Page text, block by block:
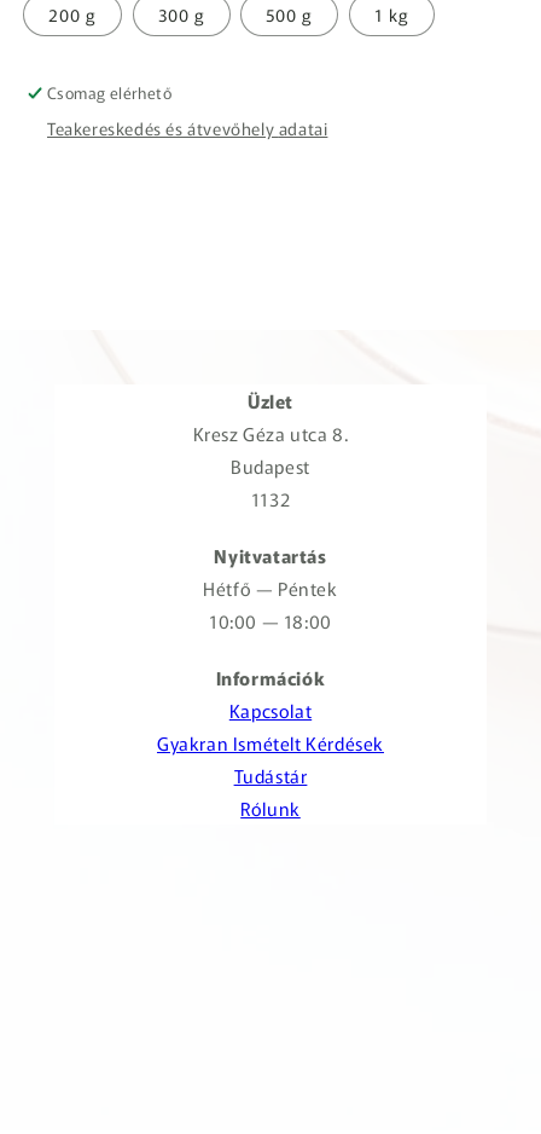
200 g 300 g 500 g 1 kg
Csomag elérhető
Teakereskedés és átvevőhely adatai
Üzlet
Kresz Géza utca 8.
Budapest
1132
Nyitvatartás
Hétfő — Péntek
10:00 — 18:00
Információk
Kapcsolat
Gyakran Ismételt Kérdések
Tudástár
Rólunk